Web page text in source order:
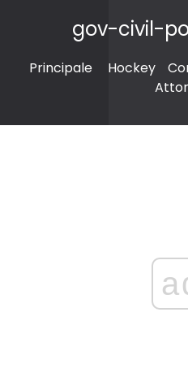
gov-civil-
Principale Hockey